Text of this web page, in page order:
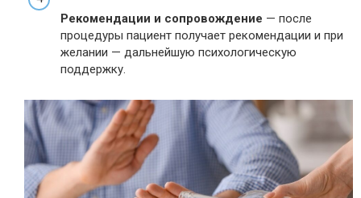
Рекомендации и сопровождение — после
процедуры пациент получает рекомендации и при
желании — дальнейшую психологическую
поддержку.